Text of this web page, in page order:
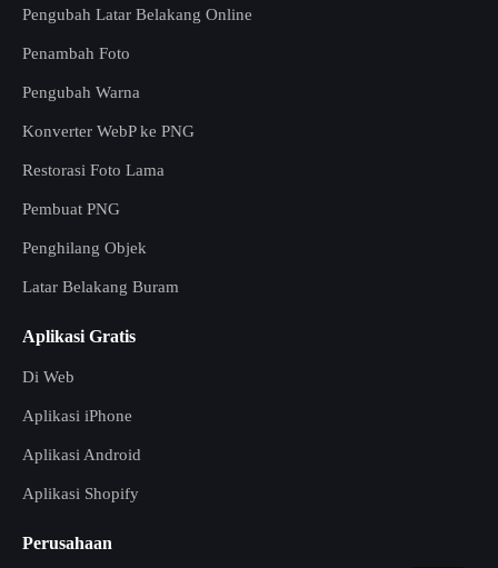
Pengubah Latar Belakang Online
Penambah Foto
Pengubah Warna
Konverter WebP ke PNG
Restorasi Foto Lama
Pembuat PNG
Penghilang Objek
Latar Belakang Buram
Aplikasi Gratis
Di Web
Aplikasi iPhone
Aplikasi Android
Aplikasi Shopify
Perusahaan